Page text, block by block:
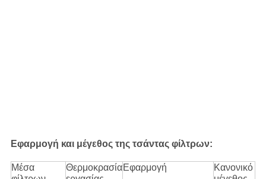
Εφαρμογή και μέγεθος της τσάντας φίλτρων:
Μέσα
ΘερμοκρασίαΕφαρμογή
Κανονικό